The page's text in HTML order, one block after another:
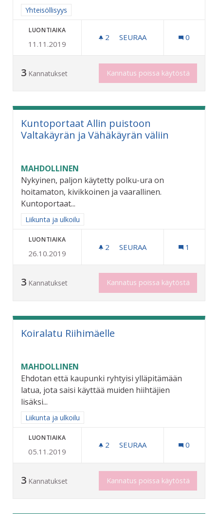
Rajaa tulokset aihepiirin mukaan: Yhteisöllisyys
Yhteisöllisyys
LUONTIAIKA
11.11.2019
2 2 SEURAAJAA
SEURAA 0
3 Kannatukset Kannatus poissa käytöstä
Kuntoportaat Allin puistoon
Valtakäyrän ja Vähäkäyrän väliin
MAHDOLLINEN
Nykyinen, paljon käytetty polku-ura on
hoitamaton, kivikkoinen ja vaarallinen.
Kuntoportaat...
Rajaa tulokset aihepiirin mukaan: Liikunta ja ulkoilu
Liikunta ja ulkoilu
LUONTIAIKA
26.10.2019
2 2 SEURAAJAA
SEURAA 1
3 Kannatukset Kannatus poissa käytöstä
Koiralatu Riihimäelle
MAHDOLLINEN
Ehdotan että kaupunki ryhtyisi ylläpitämään
latua, jota saisi käyttää muiden hiihtäjien
lisäksi...
Rajaa tulokset aihepiirin mukaan: Liikunta ja ulkoilu
Liikunta ja ulkoilu
LUONTIAIKA
05.11.2019
2 2 SEURAAJAA
SEURAA 0
3 Kannatukset Kannatus poissa käytöstä